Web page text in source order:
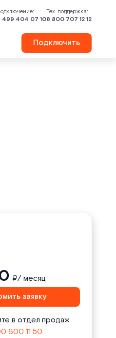
499 404 07 10
Тех. поддержка:
8 800 707 12 12
Подключить
₽/ месяц
заявку
в отдел продаж
600 11 50